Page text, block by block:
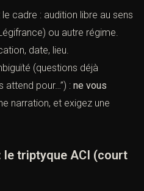
cadre : audition libre au sens
ou autre régime.
date, lieu.
(questions déjà
attend pour…”) : ne vous
narration, et exigez une
le triptyque ACI (court